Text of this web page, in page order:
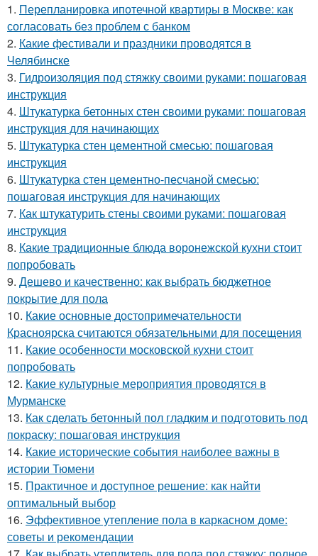
1. Перепланировка ипотечной квартиры в Москве: как
согласовать без проблем с банком
2. Какие фестивали и праздники проводятся в
Челябинске
3. Гидроизоляция под стяжку своими руками: пошаговая
инструкция
4. Штукатурка бетонных стен своими руками: пошаговая
инструкция для начинающих
5. Штукатурка стен цементной смесью: пошаговая
инструкция
6. Штукатурка стен цементно-песчаной смесью:
пошаговая инструкция для начинающих
7. Как штукатурить стены своими руками: пошаговая
инструкция
8. Какие традиционные блюда воронежской кухни стоит
попробовать
9. Дешево и качественно: как выбрать бюджетное
покрытие для пола
10. Какие основные достопримечательности
Красноярска считаются обязательными для посещения
11. Какие особенности московской кухни стоит
попробовать
12. Какие культурные мероприятия проводятся в
Мурманске
13. Как сделать бетонный пол гладким и подготовить под
покраску: пошаговая инструкция
14. Какие исторические события наиболее важны в
истории Тюмени
15. Практичное и доступное решение: как найти
оптимальный выбор
16. Эффективное утепление пола в каркасном доме:
советы и рекомендации